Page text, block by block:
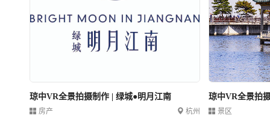
琼中VR全景拍摄制作 | 绿城●明月江南
房产 杭州
琼中VR全景拍
景区